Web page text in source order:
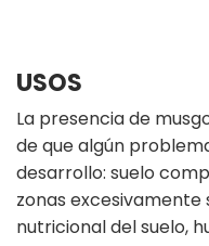
USOS
La presencia de
de que algún
desarrollo: suelo
zonas excesivamente
nutricional del suelo,